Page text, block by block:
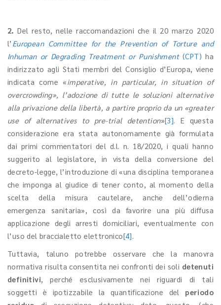
2. Del resto, nelle raccomandazioni che il 20 marzo 2020
l’ European Committee for the Prevention of Torture and
Inhuman or Degrading Treatment or Punishment(CPT) ha
indirizzato agli Stati membri del Consiglio d’Europa, viene
indicata come «imperative, in particular, in situation of
overcrowding», l’adozione di tutte le soluzioni alternative
alla privazione della libertà, a partire proprio da un «greater
use of alternatives to pre-trial detention»[3] . E questa
considerazione era stata autonomamente già formulata
dai primi commentatori del d.l. n. 18/2020, i quali hanno
suggerito al legislatore, in vista della conversione del
decreto-legge, l’introduzione di «una disciplina temporanea
che imponga al giudice di tener conto, al momento della
scelta della misura cautelare, anche dell’odierna
emergenza sanitaria», così da favorire una più diffusa
applicazione degli arresti domiciliari, eventualmente con
l’uso del braccialetto elettronico[4]
Tuttavia, taluno potrebbe osservare che la manovra
normativa risulta consentita nei confronti dei soli detenuti
definitivi , perché esclusivamente nei riguardi di tali
soggetti è ipotizzabile la quantificazione del periodo